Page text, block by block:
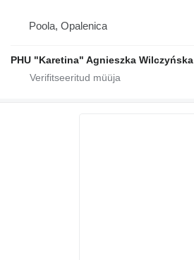
Poola, Opalenica
PHU "Karetina" Agnieszka Wilczyńska